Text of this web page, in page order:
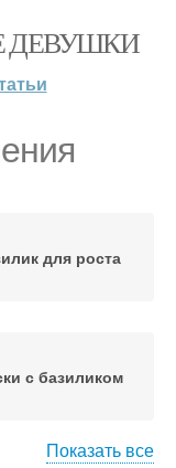
ДЕВУШКИ
для роста
с базиликом
Показать все